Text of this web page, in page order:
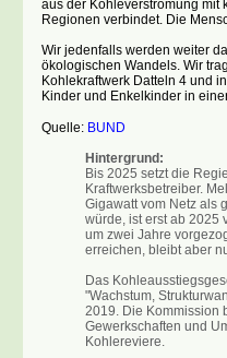
aus der Kohleverstromung mit
Regionen verbindet. Die
Wir jedenfalls werden weiter
ökologischen Wandels. Wir
Kohlekraftwerk Datteln 4 und
Kinder und Enkelkinder in
Quelle: BUND
Hintergrund:
Bis 2025 setzt die
Kraftwerksbetreiber.
Gigawatt vom Netz als
würde, ist erst ab 2025
um zwei Jahre
erreichen, bleibt aber
Das
"Wachstum,
2019. Die Kommission
Gewerkschaften und
Kohlereviere.